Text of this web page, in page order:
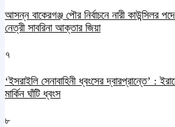
আসন্ন বাকেরগঞ্জ পৌর নির্বাচনে নারী কাউন্সিলর
নেত্রী সাবরিনা আক্তার জিয়া
৭
‘ইসরাইলি সেনাবাহিনী ধ্বংসের দ্বারপ্রান্তে’ :
মার্কিন ঘাঁটি ধ্বংস
৮